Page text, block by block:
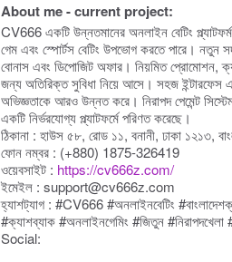
About me - current project:
CV666 একটি উন্নতমানের অনলাইন বেটিং প্ল্যাটফর্ম,
গেম এবং স্পোর্টস বেটিং উপভোগ করতে পারে। নতুন
বোনাস এবং ডিপোজিট অফার। নিয়মিত প্রোমোশন,
জন্য অতিরিক্ত সুবিধা নিয়ে আসে। সহজ ইন্টারফেস
অভিজ্ঞতাকে আরও উন্নত করে। নিরাপদ পেমেন্ট
একটি নির্ভরযোগ্য প্ল্যাটফর্মে পরিণত করেছে।
ঠিকানা : হাউস ৫৮, রোড ১১, বনানী, ঢাকা ১২১৩,
ফোন নম্বর : (+880) 1875-326419
ওয়েবসাইট : https://cv666z.com/
ইমেইল : support@cv666z.com
হ্যাশট্যাগ : #CV666 #অনলাইনবেটিং
#ক্যাশব্যাক #অনলাইনগেমিং #জিতুন #নিরাপদখেলা
Social: